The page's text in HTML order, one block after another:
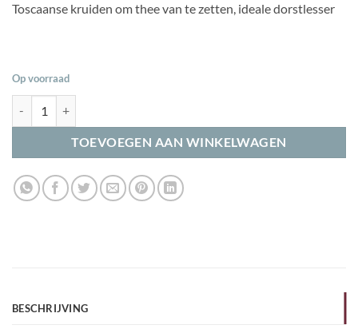
Toscaanse kruiden om thee van te zetten, ideale dorstlesser
Op voorraad
TOEVOEGEN AAN WINKELWAGEN
BESCHRIJVING